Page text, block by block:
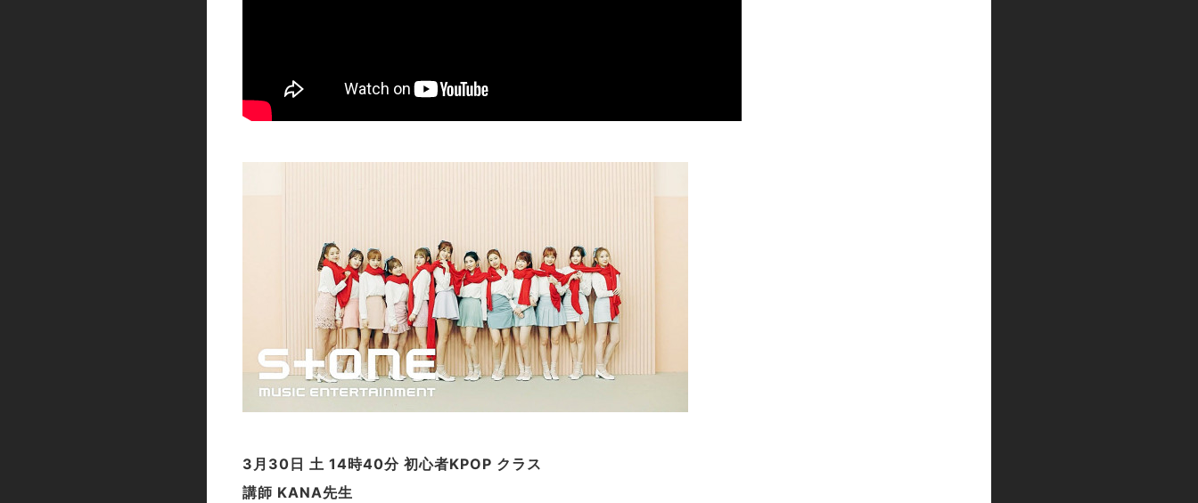
3月30日 土 14時40分 初心者KPOP クラス
講師 KANA先生